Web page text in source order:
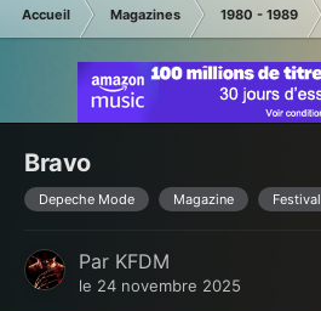
Accueil Magazines 1980 - 1989
Bravo
Depeche Mode Magazine Festival
Par KFDM
le 24 novembre 2025